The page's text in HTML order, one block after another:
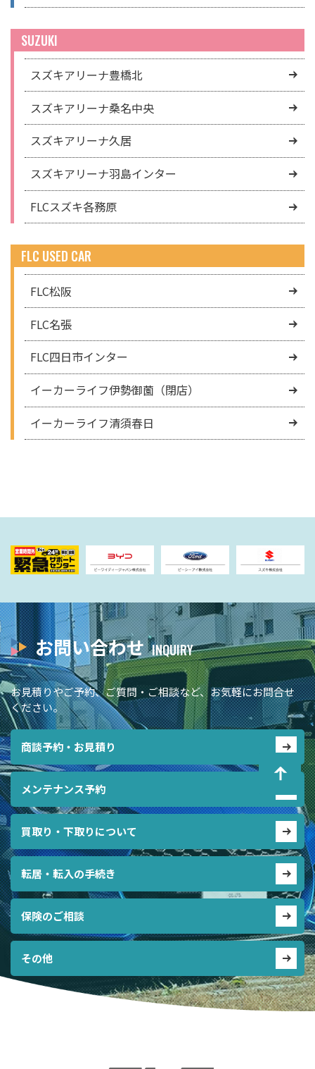
SUZUKI
スズキアリーナ豊橋北
スズキアリーナ桑名中央
スズキアリーナ久居
スズキアリーナ羽島インター
FLCスズキ各務原
FLC USED CAR
FLC松阪
FLC名張
FLC四日市インター
イーカーライフ伊勢御薗（閉店）
イーカーライフ清須春日
お問い合わせ
お見積りやご予約、ご質問・ご相談など、お気軽にお問合せ
ください。
商談予約・お見積り
メンテナンス予約
買取り・下取りについて
転居・転入の手続き
保険のご相談
その他